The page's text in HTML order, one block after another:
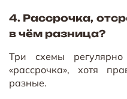
4. Рассрочка,
в чём разница?
Три схемы
«рассрочка», хотя
разные.